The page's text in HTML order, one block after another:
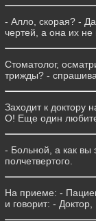
- Алло, скорая? -
чертей, а она их не
Стоматолог,
трижды? -
Заходит к доктоpу
О! Еще один
- Больной, а как вы
полчетвертого.
На приеме: -
и говорит: -